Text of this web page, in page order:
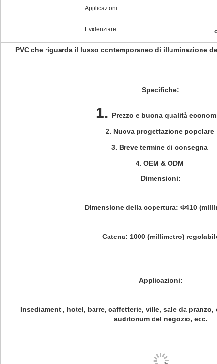
Applicazioni:
Evidenziare:
PVC che riguarda il lusso contemporaneo di illuminazione
Specifiche:
1. Prezzo e buona qualità
2. Nuova progettazione popolare
3. Breve termine di consegna
4. OEM & ODM
Dimensioni:
Dimensione della copertura: Φ410
Catena: 1000 (millimetro)
Applicazioni:
Insediamenti, hotel, barre, caffetterie, ville, sale da pranzo,
auditorium del negozio, ecc.